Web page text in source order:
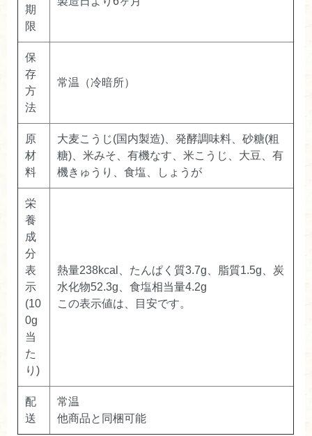
期
限
保
存
方
法
常温（冷暗所）
原
材
料
大麦こうじ(国内製造)、発酵調味料、砂糖(粗
糖)、米みそ、有機なす、米こうじ、大豆、有
機きゅうり、食塩、しょうが
栄
養
成
分
表
示
(10
0g
当
た
り)
熱量238kcal、たんぱく質3.7g、脂質1.5g、炭
水化物52.3g、食塩相当量4.2g
この表示値は、目安です。
配
送
常温
他商品と同梱可能